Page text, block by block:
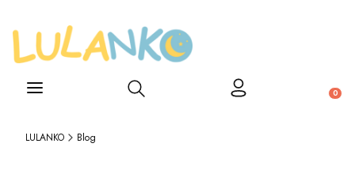
Otwórz wyszukiwarkę
LULANKO Blog